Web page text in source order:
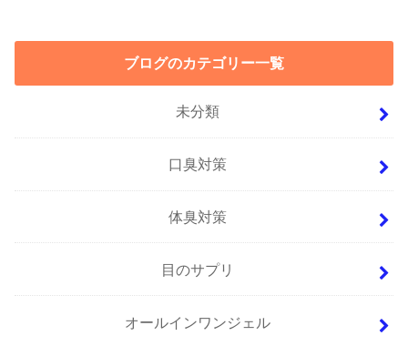
ブログのカテゴリー一覧
未分類
口臭対策
体臭対策
目のサプリ
オールインワンジェル